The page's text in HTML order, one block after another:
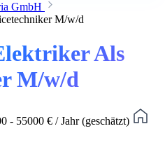
GmbH
M/w/d
Als
M/w/d
- 55000 € / Jahr (geschätzt)